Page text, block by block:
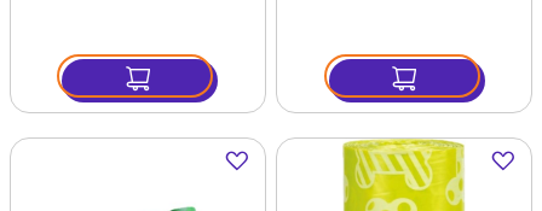
Dodaj
do
Dodaj
do